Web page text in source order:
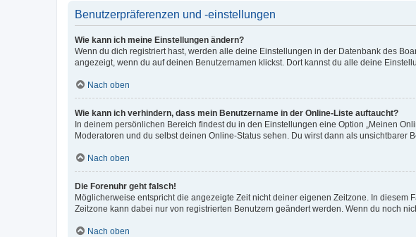
Benutzerpräferenzen und -einstellungen
Wie kann ich meine Einstellungen ändern?
Wenn du dich registriert hast, werden alle deine Einstellungen in der Datenbank des
angezeigt, wenn du auf deinen Benutzernamen klickst. Dort kannst du alle deine
Nach oben
Wie kann ich verhindern, dass mein Benutzername in der Online-Liste auftaucht?
In deinem persönlichen Bereich findest du in den Einstellungen eine Option „Meinen
Moderatoren und du selbst deinen Online-Status sehen. Du wirst dann als unsichtbarer
Nach oben
Die Forenuhr geht falsch!
Möglicherweise entspricht die angezeigte Zeit nicht deiner eigenen Zeitzone. In diesem
Zeitzone kann dabei nur von registrierten Benutzern geändert werden. Wenn du noch
Nach oben